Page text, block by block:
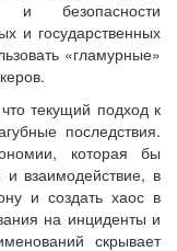
и безопасности
и государственных
«гламурные»
текущий подход к
последствия.
которая бы
и взаимодействие, в
и создать хаос в
на инциденты и
скрывает